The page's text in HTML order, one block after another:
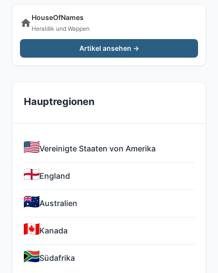
HouseOfNames
Heraldik und Wappen
Artikel ansehen →
Hauptregionen
Vereinigte Staaten von Amerika
England
Australien
Kanada
Südafrika